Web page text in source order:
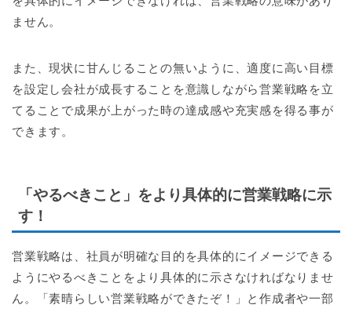
ません。
また、現状に甘んじることの無いように、適度に高い目標
を設定し会社が成長することを意識しながら営業戦略を立
てることで成果が上がった時の達成感や充実感を得る事が
できます。
「やるべきこと」をより具体的に営業戦略に示
す！
営業戦略は、社員が明確な目的を具体的にイメージできる
ようにやるべきことをより具体的に示さなければなりませ
ん。「素晴らしい営業戦略ができたぞ！」と作成者や一部